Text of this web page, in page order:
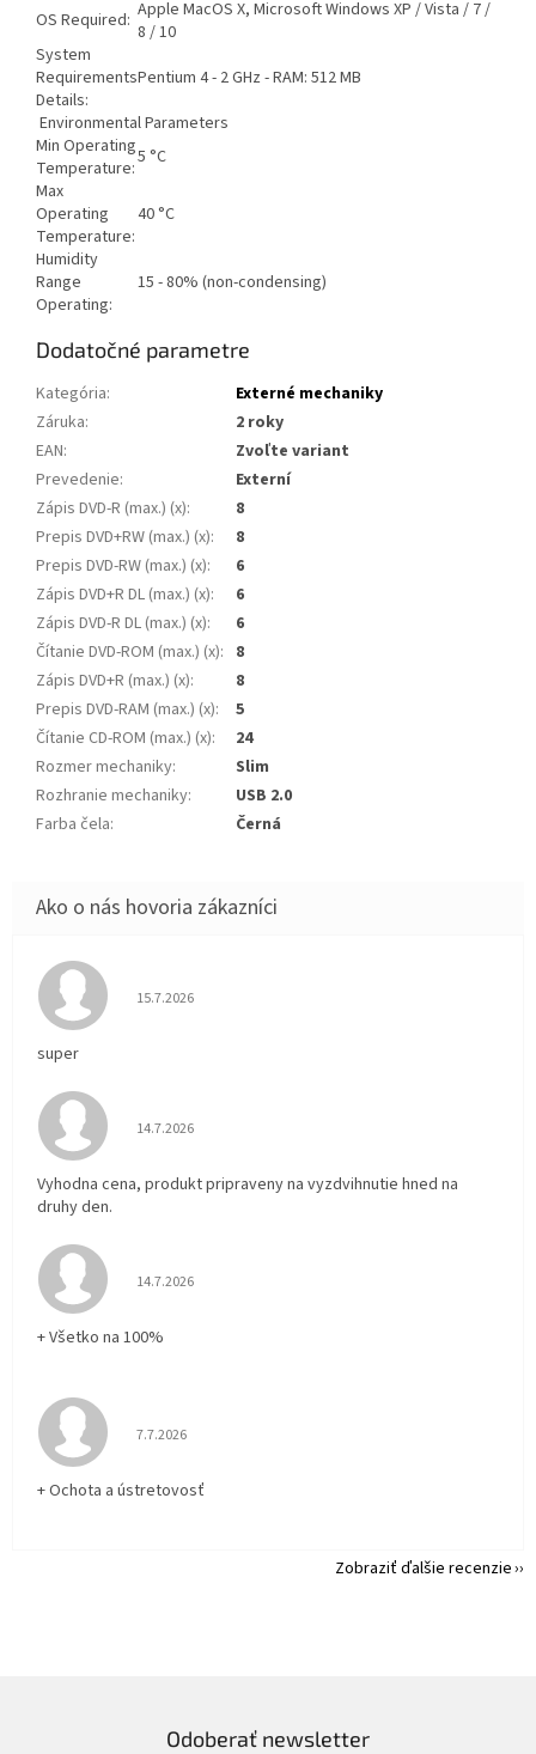
OS Required: Apple MacOS X, Microsoft Windows XP / Vista / 7 /
8 / 10
System
Requirements
Details:
Pentium 4 - 2 GHz - RAM: 512 MB
Environmental Parameters
Min Operating
Temperature:5 °C
Max
Operating
Temperature:
40 °C
Humidity
Range
Operating:
15 - 80% (non-condensing)
Dodatočné parametre
Kategória:
Externé mechaniky
Záruka:
2 roky
EAN:
Zvoľte variant
Prevedenie:
Externí
Zápis DVD-R (max.) (x):
8
Prepis DVD+RW (max.) (x):
8
Prepis DVD-RW (max.) (x):
6
Zápis DVD+R DL (max.) (x):
6
Zápis DVD-R DL (max.) (x):
6
Čítanie DVD-ROM (max.) (x): 8
Zápis DVD+R (max.) (x):
8
Prepis DVD-RAM (max.) (x):
5
Čítanie CD-ROM (max.) (x):
24
Rozmer mechaniky:
Slim
Rozhranie mechaniky:
USB 2.0
Farba čela: Černá
Hodnotenie obchodu je 5 z 5 hviezdičiek.
15.7.2026
super
Hodnotenie obchodu je 5 z 5 hviezdičiek.
14.7.2026
Vyhodna cena, produkt pripraveny na vyzdvihnutie hned na
druhy den.
Hodnotenie obchodu je 5 z 5 hviezdičiek.
14.7.2026
+ Všetko na 100%
Hodnotenie obchodu je 5 z 5 hviezdičiek.
7.7.2026
+ Ochota a ústretovosť
Zobraziť ďalšie recenzie
Odoberať newsletter